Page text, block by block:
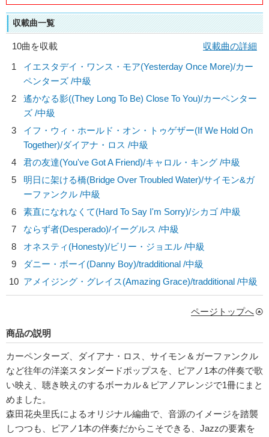
収載曲一覧
10曲を収載
収載曲の詳細
1
イエスタデイ・ワンス・モア(Yesterday Once More)/カー
ペンターズ /中級
2
遙かなる影((They Long To Be) Close To You)/カーペンター
ズ /中級
3
イフ・ウィ・ホールド・オン・トゥゲザー(If We Hold On
Together)/ダイアナ・ロス /中級
4
君の友達(You've Got A Friend)/キャロル・キング /中級
5
明日に架ける橋(Bridge Over Troubled Water)/サイモン&ガ
ーファンクル /中級
6
素直になれなくて(Hard To Say I'm Sorry)/シカゴ /中級
7
ならず者(Desperado)/イーグルス /中級
8
オネスティ(Honesty)/ビリー・ジョエル /中級
9
ダニー・ボーイ(Danny Boy)/tradditional /中級
10 アメイジング・グレイス(Amazing Grace)/tradditional /中級
ページトップへ
商品の説明
カーペンターズ、ダイアナ・ロス、サイモン＆ガーファンクル
など往年の洋楽スタンダードポップスを、ピアノ1本の伴奏で歌
い映え、聴き映えのするボーカル＆ピアノアレンジで1冊にまと
めました。
森田花央里氏によるオリジナル編曲で、音源のイメージを踏襲
しつつも、ピアノ1本の伴奏だからこそできる、Jazzの要素を